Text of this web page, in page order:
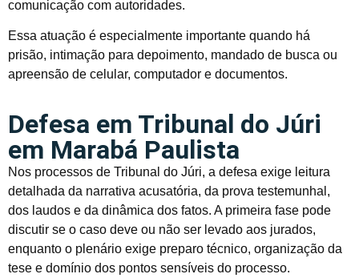
comunicação com autoridades.
Essa atuação é especialmente importante quando há
prisão, intimação para depoimento, mandado de busca ou
apreensão de celular, computador e documentos.
Defesa em Tribunal do Júri
em Marabá Paulista
Nos processos de Tribunal do Júri, a defesa exige leitura
detalhada da narrativa acusatória, da prova testemunhal,
dos laudos e da dinâmica dos fatos. A primeira fase pode
discutir se o caso deve ou não ser levado aos jurados,
enquanto o plenário exige preparo técnico, organização da
tese e domínio dos pontos sensíveis do processo.